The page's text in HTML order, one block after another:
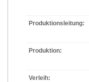
Produktionsleitung:
Produktion:
Verleih: